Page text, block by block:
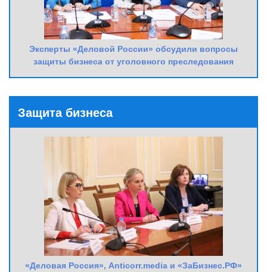
Эксперты «Деловой России» обсудили вопросы
защиты бизнеса от уголовного преследования
Защита бизнеса
«Деловая Россия», Anticorr.media и «ЗаБизнес.РФ»